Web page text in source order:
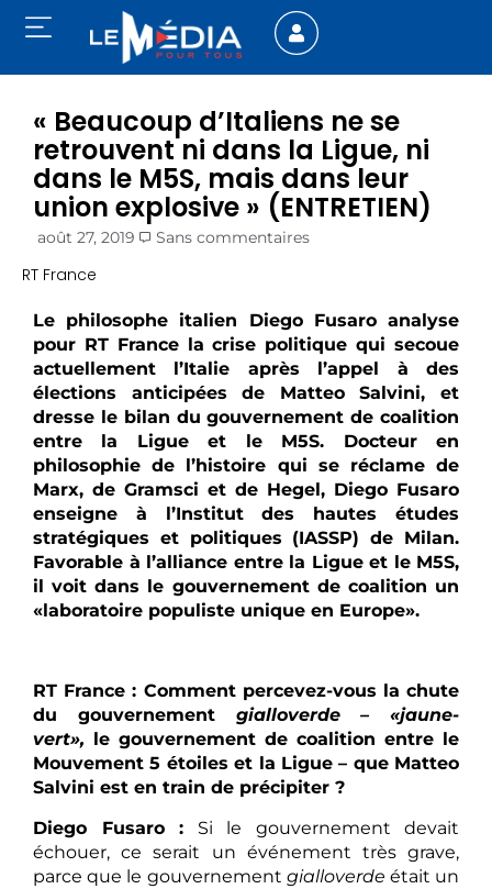
« Beaucoup d’Italiens ne se
retrouvent ni dans la Ligue, ni
dans le M5S, mais dans leur
union explosive » (ENTRETIEN)
août 27, 2019 Sans commentaires
RT France
Le philosophe italien Diego Fusaro analyse
pour RT France la crise politique qui secoue
actuellement l’Italie après l’appel à des
élections anticipées de Matteo Salvini, et
dresse le bilan du gouvernement de coalition
entre la Ligue et le M5S. Docteur en
philosophie de l’histoire qui se réclame de
Marx, de Gramsci et de Hegel, Diego Fusaro
enseigne à l’Institut des hautes études
stratégiques et politiques (IASSP) de Milan.
Favorable à l’alliance entre la Ligue et le M5S,
il voit dans le gouvernement de coalition un
«laboratoire populiste unique en Europe».
RT France : Comment percevez-vous la chute
du gouvernement gialloverde – «jaune-
vert», le gouvernement de coalition entre le
Mouvement 5 étoiles et la Ligue – que Matteo
Salvini est en train de précipiter ?
Diego Fusaro : Si le gouvernement devait
échouer, ce serait un événement très grave,
parce que le gouvernement gialloverde était un